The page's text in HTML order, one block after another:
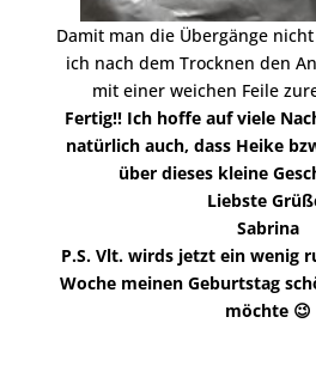
Damit man die Übergänge
ich nach dem Trocknen den
mit einer weichen Feile
Fertig!! Ich hoffe auf viele
natürlich auch, dass Heike
über dieses kleine
Liebste
Sabrina
P.S. Vlt. wirds jetzt ein wenig
Woche meinen Geburtstag
möchte 😉